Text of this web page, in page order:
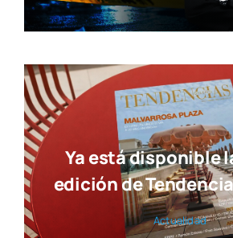
El pul­so de la ciu­dad en